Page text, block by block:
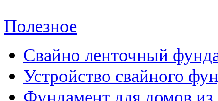
Полезное
Свайно ленточный
Устройство свайного
Фундамент для домов из